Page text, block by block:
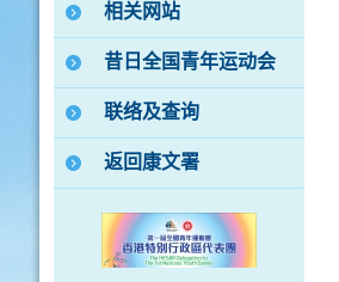
相关网站
昔日全国青年运动会
联络及查询
返回康文署